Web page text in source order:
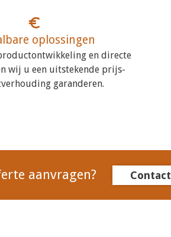
oplossingen
en directe
wij u een uitstekende prijs-
garanderen.
aanvragen? Contact